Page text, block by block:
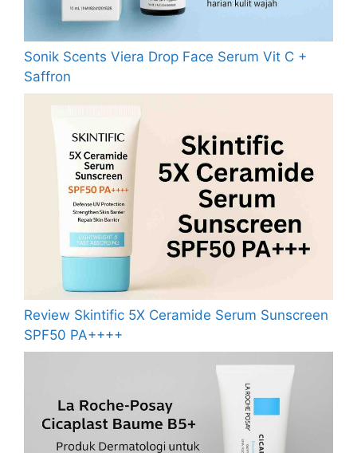
Sonik Scents Viera Drop Face Serum Vit C +
Saffron
Review Skintific 5X Ceramide Serum Sunscreen
SPF50 PA++++